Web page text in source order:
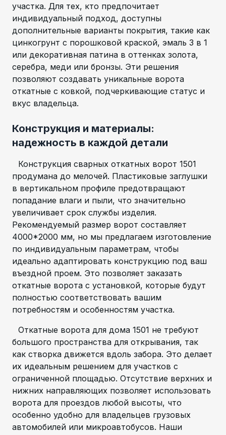
участка. Для тех, кто предпочитает
индивидуальный подход, доступны
дополнительные варианты покрытия, такие как
цинкогрунт с порошковой краской, эмаль 3 в 1
или декоративная патина в оттенках золота,
серебра, меди или бронзы. Эти решения
позволяют создавать уникальные ворота
откатные с ковкой, подчеркивающие статус и
вкус владельца.
Конструкция и материалы:
надежность в каждой детали
Конструкция сварных откатных ворот 1501
продумана до мелочей. Пластиковые заглушки
в вертикальном профиле предотвращают
попадание влаги и пыли, что значительно
увеличивает срок службы изделия.
Рекомендуемый размер ворот составляет
4000*2000 мм, но мы предлагаем изготовление
по индивидуальным параметрам, чтобы
идеально адаптировать конструкцию под ваш
въездной проем. Это позволяет заказать
откатные ворота с установкой, которые будут
полностью соответствовать вашим
потребностям и особенностям участка.
Откатные ворота для дома 1501 не требуют
большого пространства для открывания, так
как створка движется вдоль забора. Это делает
их идеальным решением для участков с
ограниченной площадью. Отсутствие верхних и
нижних направляющих позволяет использовать
ворота для проездов любой высоты, что
особенно удобно для владельцев грузовых
автомобилей или микроавтобусов. Наши